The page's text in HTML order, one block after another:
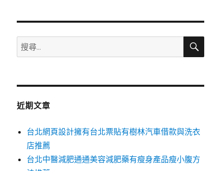
搜
尋
鍵
搜
近期文章
台北網頁設計擁有台北票貼有樹林汽車借款與洗衣
店推薦
台北中醫減肥通通美容減肥藥有瘦身產品瘦小腹方